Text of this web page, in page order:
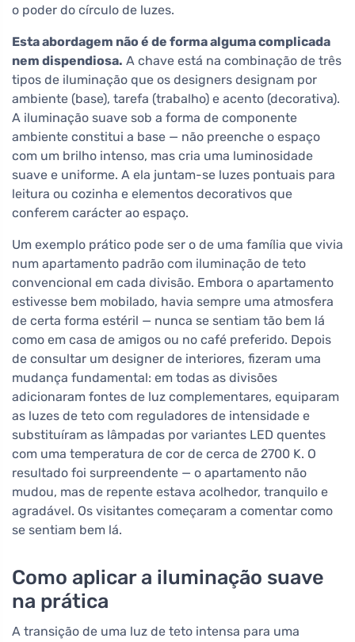
o poder do círculo de luzes.
Esta abordagem não é de forma alguma complicada
nem dispendiosa. A chave está na combinação de três
tipos de iluminação que os designers designam por
ambiente (base), tarefa (trabalho) e acento (decorativa).
A iluminação suave sob a forma de componente
ambiente constitui a base — não preenche o espaço
com um brilho intenso, mas cria uma luminosidade
suave e uniforme. A ela juntam-se luzes pontuais para
leitura ou cozinha e elementos decorativos que
conferem carácter ao espaço.
Um exemplo prático pode ser o de uma família que vivia
num apartamento padrão com iluminação de teto
convencional em cada divisão. Embora o apartamento
estivesse bem mobilado, havia sempre uma atmosfera
de certa forma estéril — nunca se sentiam tão bem lá
como em casa de amigos ou no café preferido. Depois
de consultar um designer de interiores, fizeram uma
mudança fundamental: em todas as divisões
adicionaram fontes de luz complementares, equiparam
as luzes de teto com reguladores de intensidade e
substituíram as lâmpadas por variantes LED quentes
com uma temperatura de cor de cerca de 2700 K. O
resultado foi surpreendente — o apartamento não
mudou, mas de repente estava acolhedor, tranquilo e
agradável. Os visitantes começaram a comentar como
se sentiam bem lá.
Como aplicar a iluminação suave
na prática
A transição de uma luz de teto intensa para uma